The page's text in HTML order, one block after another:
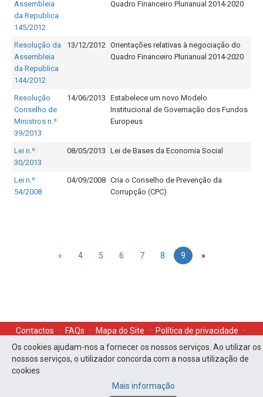
Os cookies ajudam-nos a fornecer os nossos serviços. Ao utilizar os
nossos serviços, o utilizador concorda com a nossa utilização de
cookies
Mais informação
Assembleia
da Republica
145/2012
Quadro Financeiro Plurianual 2014-2020
Resolução da
Assembleia
da Republica
144/2012
13/12/2012 Orientações relativas à negociação do
Quadro Financeiro Plurianual 2014-2020
Resolução
Conselho de
Ministros n.º
39/2013
14/06/2013 Estabelece um novo Modelo
Institucional de Governação dos Fundos
Europeus
Lei n.º
30/2013
08/05/2013 Lei de Bases da Economia Social
Lei n.º
54/2008
04/09/2008 Cria o Conselho de Prevenção da
Corrupção (CPC)
« 4 5 6 7 8 9 »
Contactos · FAQs · Mapa do Site · Política de privacidade
·
Acessibilidade
PO APMC - Todos os direitos reservados